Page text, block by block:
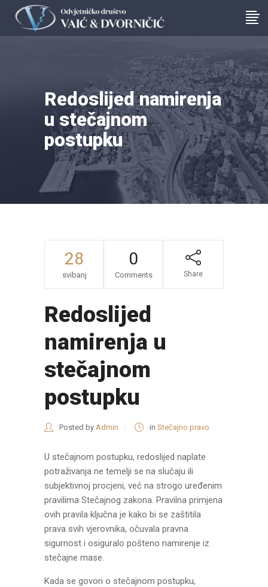
Redoslijed namirenja
u stečajnom
postupku
28
svibanj
0
Comments Share
Redoslijed
namirenja u
stečajnom
postupku
Posted by Admin in Stečajno pravo
U stečajnom postupku, redoslijed naplate
potraživanja ne temelji se na slučaju ili
subjektivnoj procjeni, već na strogo uređenim
pravilima Stečajnog zakona. Pravilna primjena
ovih pravila ključna je kako bi se zaštitila
prava svih vjerovnika, očuvala pravna
sigurnost i osiguralo pošteno namirenje iz
stečajne mase.
Kada se govori o stečajnom postupku,